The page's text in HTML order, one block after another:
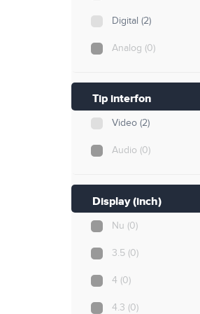
Digital (2)
Analog (0)
Tip interfon
Video (2)
Audio (0)
Display (inch)
Nu (0)
3.5 (0)
4 (0)
4.3 (0)